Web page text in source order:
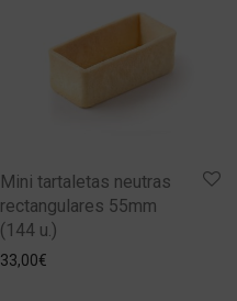
Mini tartaletas neutras
rectangulares 55mm
(144 u.)
33,00€